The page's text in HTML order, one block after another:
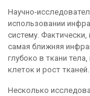
Научно-
использовании
систему.
самая ближняя
глубоко в ткани
клеток и рост тканей.
Несколько